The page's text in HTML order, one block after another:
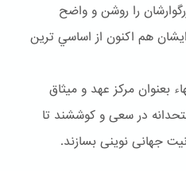
را روشن و واضح
هم اكنون از اساسي ترين
بعنوان مركز عهد و ميثاق
در سعى و كوششند تا
جهانى نوينى بسازند.